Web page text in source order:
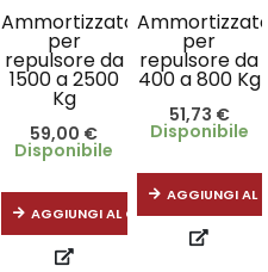
Ammortizzatore
per
repulsore da
1500 a 2500
Kg
59,00 €
Disponibile
AGGIUNGI AL CARRELLO
per
repulsore da
400 a 800 Kg
51,73 €
Disponibile
AGGIUNGI AL